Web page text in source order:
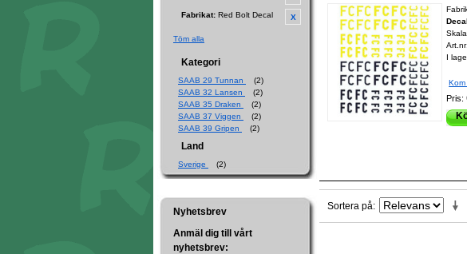
Fabrikat: Red Bolt Decal
Töm alla
Kategori
SAAB 29 Tunnan
(2)
SAAB 32 Lansen
(2)
SAAB 35 Draken
(2)
SAAB 37 Viggen
(2)
SAAB 39 Gripen
(2)
Land
Sverige (2)
Decal
I
Kom
Pris:
Sortera på
Nyhetsbrev
Anmäl dig till vårt
nyhetsbrev: